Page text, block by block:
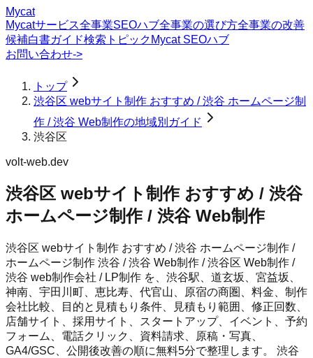
Mycat
Mycatサービス全事業SEOハブ全事業の選び方全事業の改善
候補白書ガイド検索トピック Mycat SEOハブ
お問い合わせ->
トップ
渋谷区 webサイト制作 おすすめ / 渋谷 ホームページ制
作 / 渋谷 Web制作の地域別ガイド
渋谷区
volt-web.dev
渋谷区 webサイト制作 おすすめ / 渋谷
ホームページ制作 / 渋谷 Web制作
渋谷区 webサイト制作 おすすめ / 渋谷 ホームページ制作 /
ホームページ制作 渋谷 / 渋谷 Web制作 / 渋谷区 Web制作 /
渋谷 web制作会社 / LP制作 を、渋谷駅、道玄坂、宮益坂、
神南、宇田川町、恵比寿、代官山、原宿の商圏、料金、制作
会社比較、目的と見積もり条件、見積もり範囲、修正回数、
店舗サイト、採用サイト、スタートアップ、イベント、予約
フォーム、電話クリック、資料請求、原稿・写真、
GA4/GSC、公開後改善の順に無料5分で整理します。 渋谷